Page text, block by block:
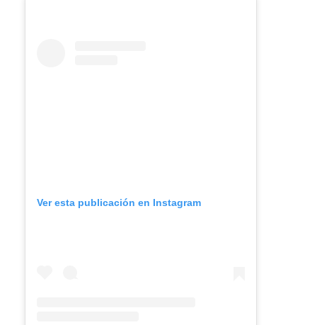
Ver esta publicación en Instagram